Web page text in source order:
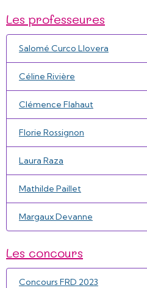
Les professeures
Salomé Curco Llovera
Céline Rivière
Clémence Flahaut
Florie Rossignon
Laura Raza
Mathilde Paillet
Margaux Devanne
Les concours
Concours FRD 2023